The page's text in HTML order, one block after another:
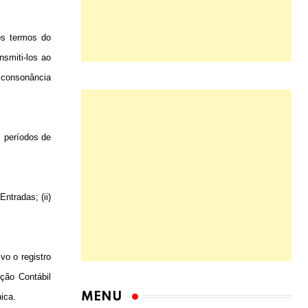
termos do
los ao
períodos de
(ii)
o registro
Contábil